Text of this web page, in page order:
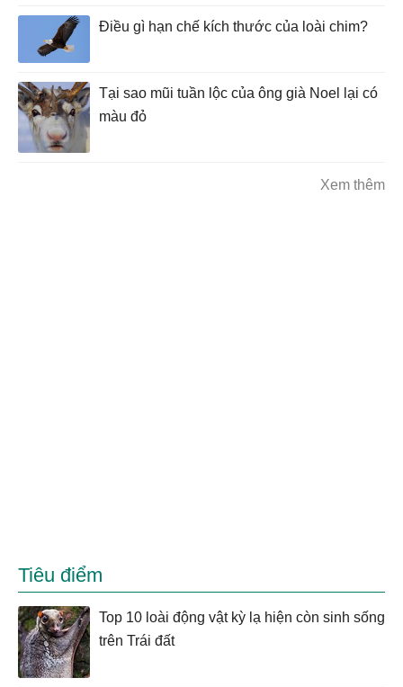
Điều gì hạn chế kích thước của loài chim?
Tại sao mũi tuần lộc của ông già Noel lại có
màu đỏ
Xem thêm
Tiêu điểm
Top 10 loài động vật kỳ lạ hiện còn sinh sống
trên Trái đất